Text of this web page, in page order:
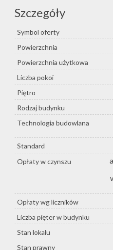
Szczegóły
Symbol oferty
Powierzchnia
Powierzchnia użytkowa
Liczba pokoi
Piętro
Rodzaj budynku
Technologia budowlana
Standard
Opłaty w czynszu
Opłaty wg liczników
Liczba pięter w budynku
Stan lokalu
Stan prawny